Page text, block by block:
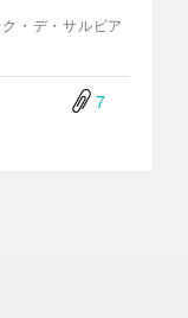
・デ・サルビア
7